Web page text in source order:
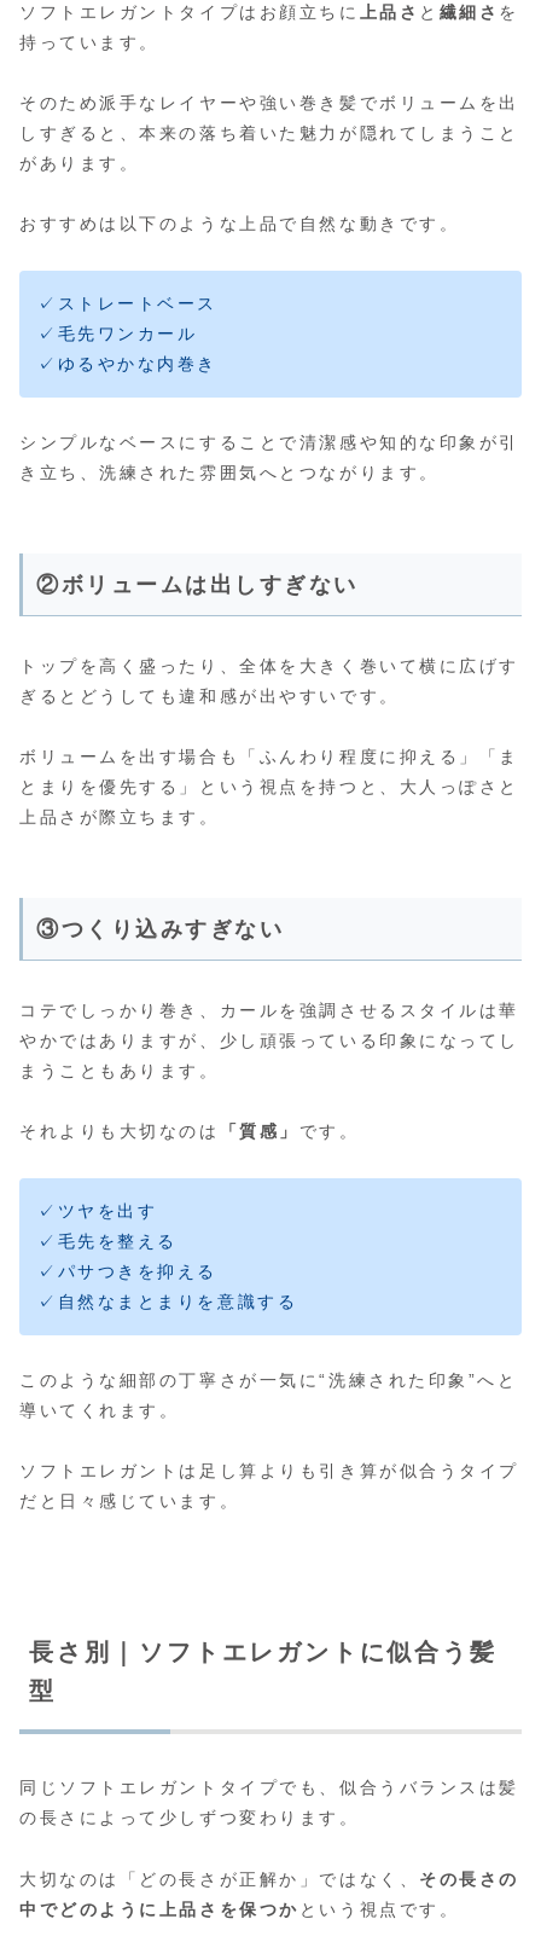
ソフトエレガントタイプはお顔立ちに 上品さ と 繊細さ を
持っています。
そのため派手なレイヤーや強い巻き髪でボリュームを出
しすぎると、本来の落ち着いた魅力が隠れてしまうこと
があります。
おすすめは以下のような上品で自然な動きです。
✓ストレートベース
✓毛先ワンカール
✓ゆるやかな内巻き
シンプルなベースにすることで清潔感や知的な印象が引
き立ち、洗練された雰囲気へとつながります。
②ボリュームは出しすぎない
トップを高く盛ったり、全体を大きく巻いて横に広げす
ぎるとどうしても違和感が出やすいです。
ボリュームを出す場合も「ふんわり程度に抑える」「ま
とまりを優先する」という視点を持つと、大人っぽさと
上品さが際立ちます。
③つくり込みすぎない
コテでしっかり巻き、カールを強調させるスタイルは華
やかではありますが、少し頑張っている印象になってし
まうこともあります。
それよりも大切なのは 「質感」 です。
✓ツヤを出す
✓毛先を整える
✓パサつきを抑える
✓自然なまとまりを意識する
このような細部の丁寧さが一気に“洗練された印象”へと
導いてくれます。
ソフトエレガントは足し算よりも引き算が似合うタイプ
だと日々感じています。
長さ別｜ソフトエレガントに似合う髪
型
同じソフトエレガントタイプでも、似合うバランスは髪
の長さによって少しずつ変わります。
大切なのは「どの長さが正解か」ではなく、 その長さの
中でどのように上品さを保つか という視点です。